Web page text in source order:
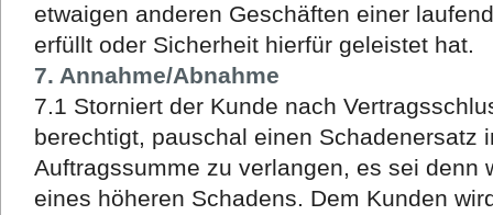
etwaigen anderen Geschäften einer
erfüllt oder Sicherheit hierfür geleistet hat.
7. Annahme/Abnahme
7.1 Storniert der Kunde nach
berechtigt, pauschal einen Schadenersatz
Auftragssumme zu verlangen, es sei denn
eines höheren Schadens. Dem Kunden